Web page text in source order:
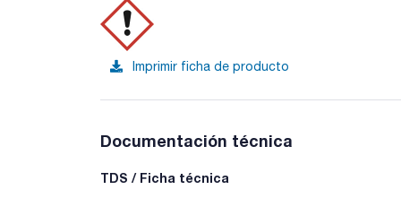
Imprimir ficha de producto
Documentación técnica
TDS / Ficha técnica